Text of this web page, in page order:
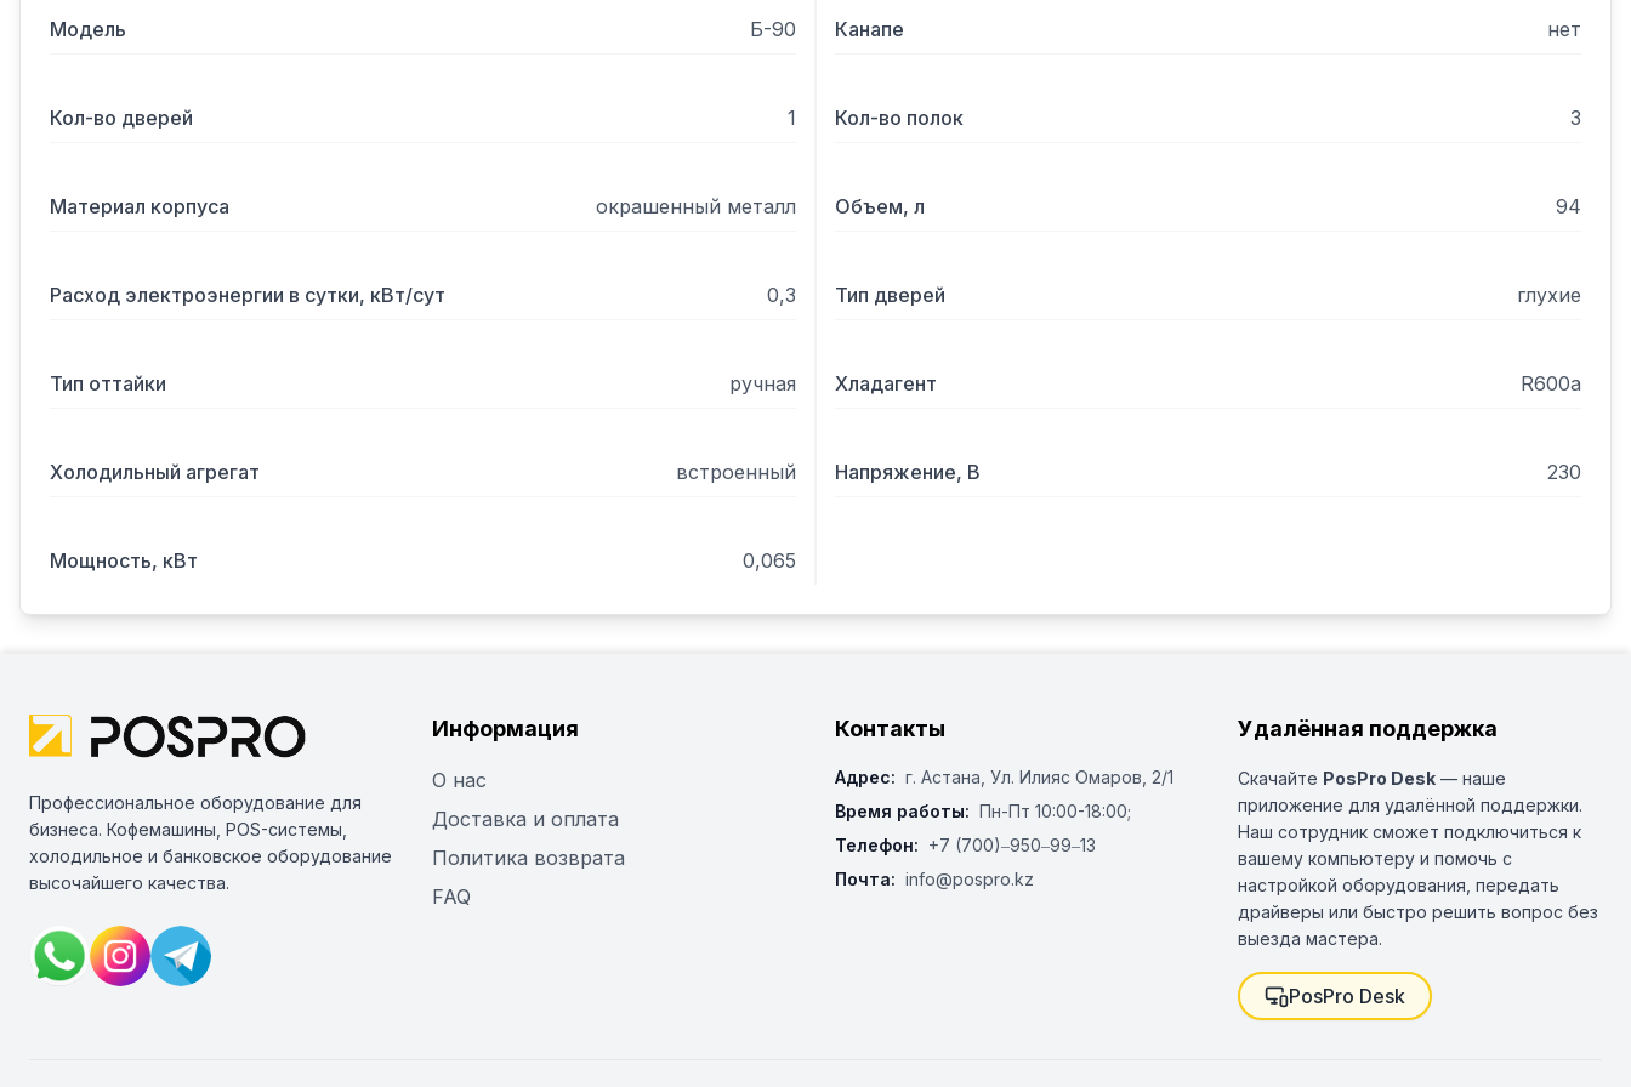
Модель Б-90 Канапе нет
Кол-во дверей 1 Кол-во полок 3
Материал корпуса окрашенный металл Объем, л 94
Расход электроэнергии в сутки, кВт/сут 0,3 Тип дверей глухие
Тип оттайки ручная Хладагент R600а
Холодильный агрегат встроенный Напряжение, В 230
Мощность, кВт 0,065
Профессиональное оборудование для
бизнеса. Кофемашины, POS-системы,
холодильное и банковское оборудование
высочайшего качества.
Информация
О нас
Доставка и оплата
Политика возврата
FAQ
Контакты
Адрес: г. Астана, ​Ул. Илияс Омаров, 2/1
Время работы: Пн-Пт 10:00-18:00;
Телефон: +7 (700)‒950‒99‒13
Почта: info@pospro.kz
Удалённая поддержка
Скачайте PosPro Desk — наше
приложение для удалённой поддержки.
Наш сотрудник сможет подключиться к
вашему компьютеру и помочь с
настройкой оборудования, передать
драйверы или быстро решить вопрос без
выезда мастера.
PosPro Desk